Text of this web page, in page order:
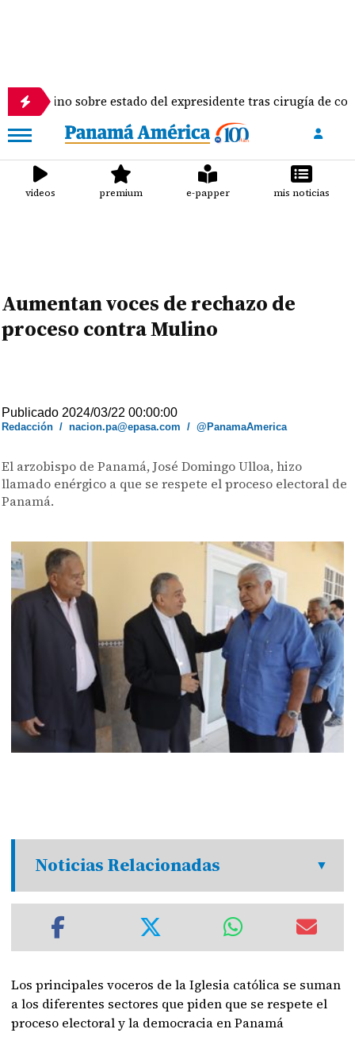
sobre estado del expresidente tras cirugía de
videos premium e-papper mis noticias
Aumentan voces de rechazo de
proceso contra Mulino
Publicado 2024/03/22 00:00:00
Redacción /nacion.pa@epasa.com /@PanamaAmerica
El arzobispo de Panamá, José Domingo Ulloa, hizo
llamado enérgico a que se respete el proceso electoral de
Panamá.
Noticias Relacionadas
Los principales voceros de la Iglesia católica se suman
a los diferentes sectores que piden que se respete el
proceso electoral y la democracia en Panamá